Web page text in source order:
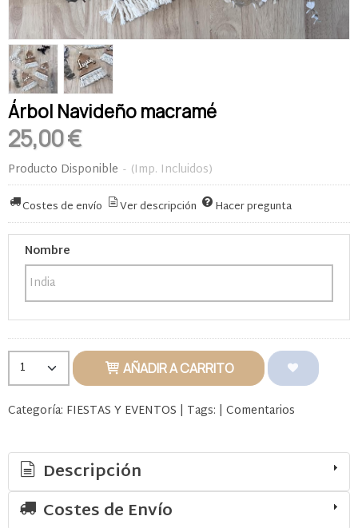
Árbol Navideño macramé
25,00 €
Producto Disponible - (Imp. Incluidos)
Costes de envío Ver descripción Hacer pregunta
Nombre
AÑADIR A CARRITO
Categoría: FIESTAS Y EVENTOS | Tags: | Comentarios
Descripción
Costes de Envío